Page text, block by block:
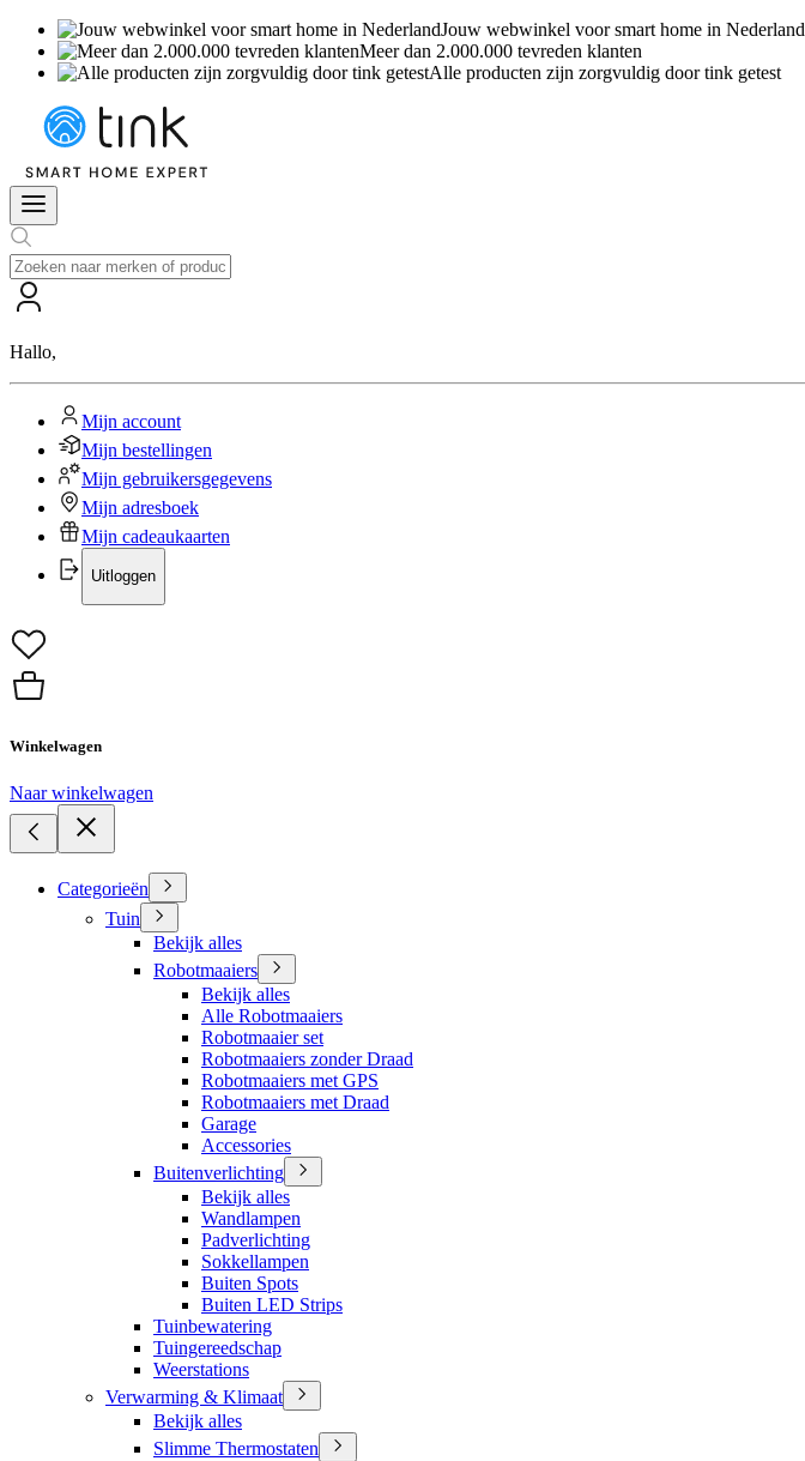
Jouw webwinkel voor smart home in Nederland
Meer dan 2.000.000 tevreden klanten
Alle producten zijn zorgvuldig door tink getest
Hallo,
Mijn account
Mijn bestellingen
Mijn gebruikersgegevens
Mijn adresboek
Mijn cadeaukaarten
Uitloggen
Winkelwagen
Naar winkelwagen
Categorieën
Tuin
Bekijk alles
Robotmaaiers
Bekijk alles
Alle Robotmaaiers
Robotmaaier set
Robotmaaiers zonder Draad
Robotmaaiers met GPS
Robotmaaiers met Draad
Garage
Accessories
Buitenverlichting
Bekijk alles
Wandlampen
Padverlichting
Sokkellampen
Buiten Spots
Buiten LED Strips
Tuinbewatering
Tuingereedschap
Weerstations
Verwarming & Klimaat
Bekijk alles
Slimme Thermostaten